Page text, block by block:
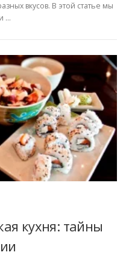
вкусов. В этой статье мы
…
кухня: тайны